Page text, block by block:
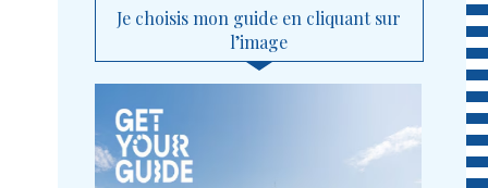
Je choisis mon guide en cliquant sur
l’image